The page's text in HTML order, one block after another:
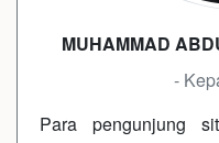
MUHAMMAD
-
Para pengunjung